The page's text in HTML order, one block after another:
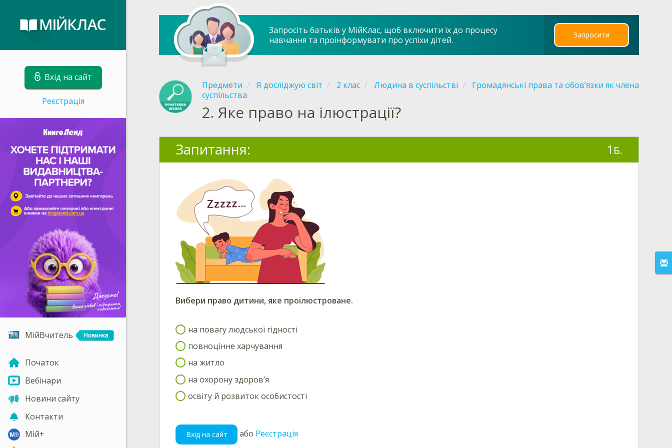
Вхід на сайт
Реєстрація
МійВчитель
Початок
Вебінари
Новини сайту
Контакти
Мій+
Запросіть батьків у МійКлас, щоб включити їх до процесу
навчання та проінформувати про успіхи дітей.
Запросити
Предмети Я досліджую світ 2 клас Людина в суспільстві
Громадянські права та обов’язки як члена
суспільства
2. Яке право на ілюстрації?
Запитання: 1 Б.
Вибери право дитини, яке проілюстроване.
на повагу людської гідності
повноцінне харчування
на житло
на охорону здоров’я
освіту й розвиток особистості
Вхід на сайт або Реєстрація